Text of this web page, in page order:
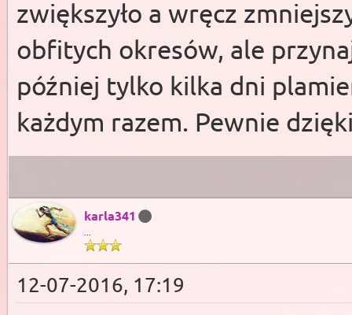
zwiększyło a wręcz
obfitych okresów, ale
później tylko kilka dni
każdym razem. Pewnie
karla341
12-07-2016, 17:19